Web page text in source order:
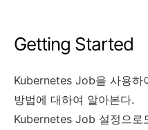
Getting Started
Kubernetes Job을 사용
방법에 대하여 알아본다.
Kubernetes Job 설정으